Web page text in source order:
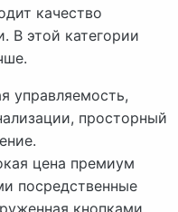
качество
В этой категории
управляемость,
просторный
цена премиум
посредственные
кнопками